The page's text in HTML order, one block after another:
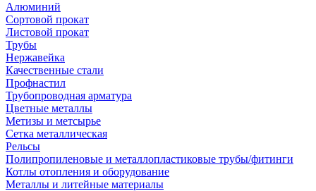
Алюминий
Сортовой прокат
Листовой прокат
Трубы
Нержавейка
Качественные стали
Профнастил
Трубопроводная арматура
Цветные металлы
Метизы и метсырье
Сетка металлическая
Рельсы
Полипропиленовые и металлопластиковые трубы/фитинги
Котлы отопления и оборудование
Металлы и литейные материалы